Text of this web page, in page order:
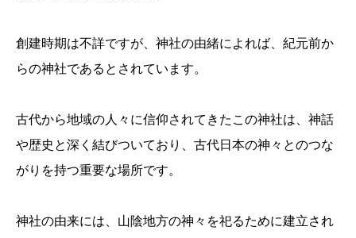
創建時期は不詳ですが、神社の由緒によれば、紀元前か
らの神社であるとされています。
古代から地域の人々に信仰されてきたこの神社は、神話
や歴史と深く結びついており、古代日本の神々とのつな
がりを持つ重要な場所です。
神社の由来には、山陰地方の神々を祀るために建立され